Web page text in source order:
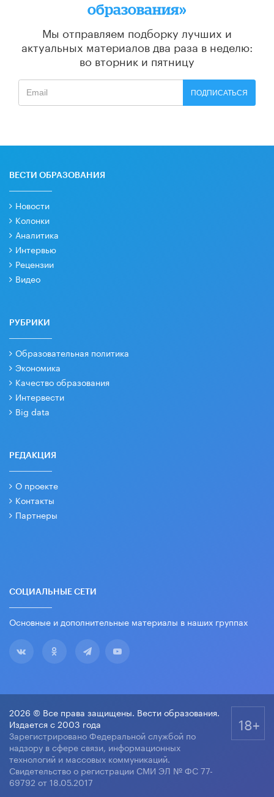
образования»
Мы отправляем подборку лучших и
актуальных материалов два раза в неделю:
во вторник и пятницу
ПОДПИСАТЬСЯ
ВЕСТИ ОБРАЗОВАНИЯ
Новости
Колонки
Аналитика
Интервью
Рецензии
Видео
РУБРИКИ
Образовательная политика
Экономика
Качество образования
Интервести
Big data
РЕДАКЦИЯ
О проекте
Контакты
Партнеры
СОЦИАЛЬНЫЕ СЕТИ
Основные и дополнительные материалы в наших группах
2026 © Все права защищены. Вести образования.
Издается с 2003 года
Зарегистрировано Федеральной службой по
надзору в сфере связи, информационных
технологий и массовых коммуникаций.
Свидетельство о регистрации СМИ ЭЛ № ФС 77-
69792 от 18.05.2017
18+